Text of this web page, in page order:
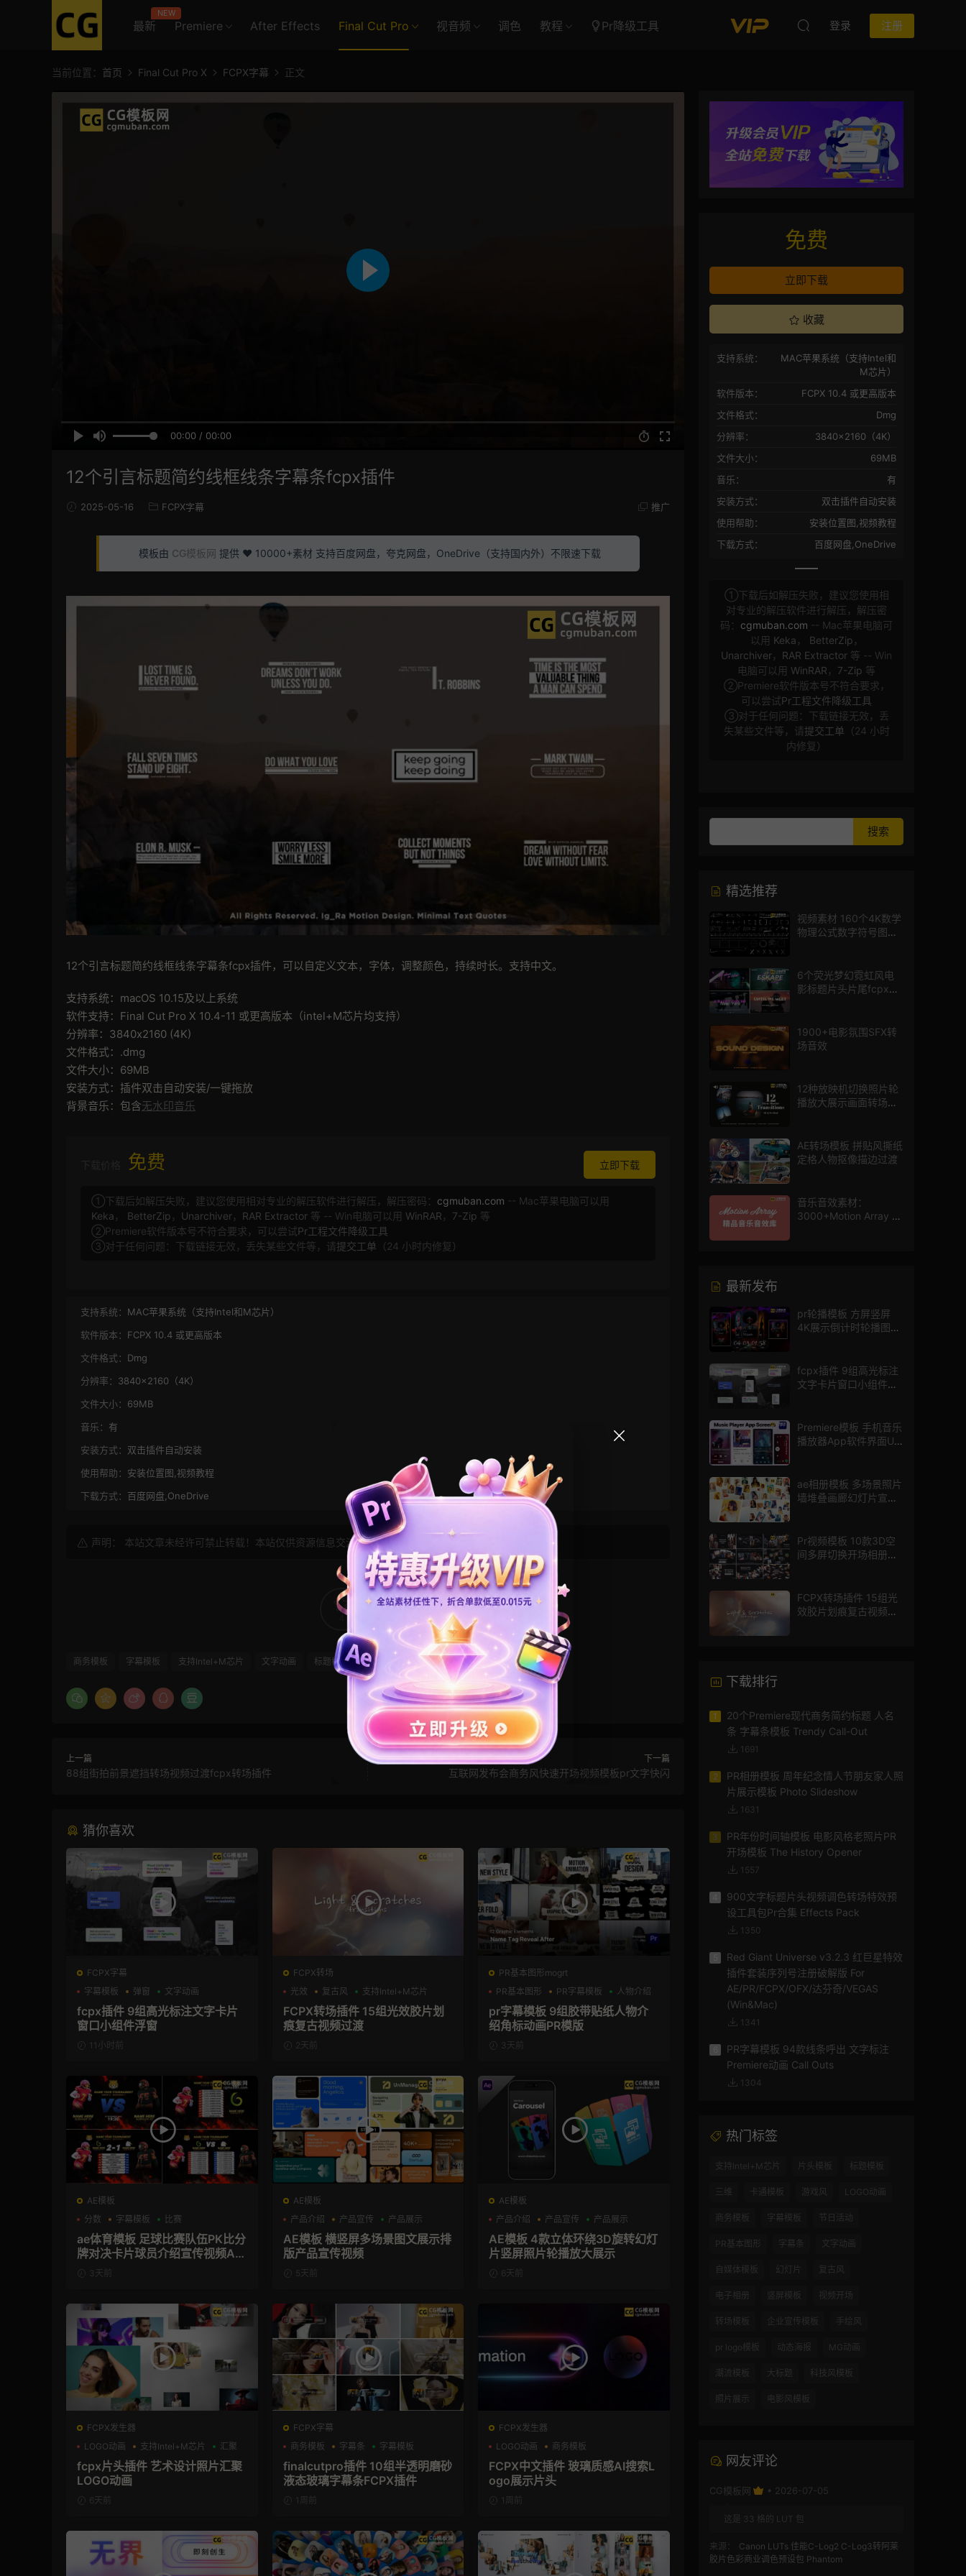
最新
NEW
Premiere After Effects Final Cut Pro 视音频 调色 教程 Pr降级工具 登录 注册
当前位置： 首页 Final Cut Pro X FCPX字幕 正文
00:00 / 00:00
12个引言标题简约线框线条字幕条fcpx插件
2025-05-16 FCPX字幕 推广
模板由 CG模板网 提供 ❤️ 10000+素材 支持百度网盘，夸克网盘，OneDrive（支持国内外）不限速下载
12个引言标题简约线框线条字幕条fcpx插件，可以自定义文本，字体，调整颜色，持续时长。支持中文。
支持系统：macOS 10.15及以上系统
软件支持：Final Cut Pro X 10.4-11 或更高版本（intel+M芯片均支持）
分辨率：3840x2160 (4K)
文件格式：.dmg
文件大小：69MB
安装方式：插件双击自动安装/一键拖放
背景音乐：包含无水印音乐
免费 立即下载
①下载后如解压失败，建议您使用相对专业的解压软件进行解压，解压密码： cgmuban.com -- Mac苹果电脑可以用
Keka ， BetterZip ， Unarchiver， RAR Extractor 等 -- Win电脑可以用 WinRAR ， 7-Zip 等
②Premiere软件版本号不符合要求，可以尝试Pr工程文件降级工具
③对于任何问题：下载链接无效，丢失某些文件等，请提交工单 （24 小时内修复）
支持系统： MAC苹果系统（支持Intel和M芯片）
软件版本： FCPX 10.4 或更高版本
文件格式： Dmg
分辨率： 3840×2160（4K）
文件大小： 69MB
音乐： 有
安装方式： 双击插件自动安装
使用帮助： 安装位置图,视频教程
下载方式： 百度网盘,OneDrive
声明： 本站文章未经许可禁止转载！本站仅供资源信息交流学习， 版权说明
商务模板 字幕模板 支持Intel+M芯片 文字动画 标题模板 点线动画 简约 线
上一篇
88组街拍前景遮挡转场视频过渡fcpx转场插件
下一篇
互联网发布会商务风快速开场视频模板pr文字快闪
猜你喜欢
FCPX字幕
字幕模板
弹窗 文字动画
fcpx插件 9组高光标注文字卡片
窗口小组件浮窗
11小时前
FCPX转场
光效
复古风 支持Intel+M芯片
FCPX转场插件 15组光效胶片划
痕复古视频过渡
2天前
PR基本图形mogrt
PR基本图形
PR字幕模板 人物介绍
pr字幕模板 9组胶带贴纸人物介
绍角标动画PR模版
3天前
AE模板
分数
字幕模板 比赛
ae体育模板 足球比赛队伍PK比分
牌对决卡片球员介绍宣传视频AE
模板
3天前
AE模板
产品介绍
产品宣传 产品展示
AE模板 横竖屏多场景图文展示排
版产品宣传视频
5天前
AE模板
产品介绍
产品宣传 产品展示
AE模板 4款立体环绕3D旋转幻灯
片竖屏照片轮播放大展示
6天前
FCPX发生器
LOGO动画
支持Intel+M芯片 汇聚
fcpx片头插件 艺术设计照片汇聚
LOGO动画
6天前
FCPX字幕
商务模板
字幕条 字幕模板
finalcutpro插件 10组半透明磨砂
液态玻璃字幕条FCPX插件
1周前
FCPX发生器
LOGO动画
商务模板
支持Intel+M芯片
FCPX中文插件 玻璃质感AI搜索L
ogo展示片头
1周前
免费
立即下载
收藏
支持系统：
MAC苹果系统（支持Intel和
M芯片）
软件版本：
FCPX 10.4 或更高版本
文件格式：
Dmg
分辨率：
3840×2160（4K）
文件大小：
69MB
音乐：
有
安装方式：
双击插件自动安装
使用帮助：
安装位置图,视频教程
下载方式：
百度网盘,OneDrive
①下载后如解压失败，建议您使用相
对专业的解压软件进行解压，解压密
码： cgmuban.com -- Mac苹果电脑可
以用 Keka ， BetterZip ，
Unarchiver， RAR Extractor 等 -- Win
电脑可以用 WinRAR ， 7-Zip 等
②Premiere软件版本号不符合要求，
可以尝试Pr工程文件降级工具
③对于任何问题：下载链接无效，丢
失某些文件等，请提交工单 （24 小时
内修复）
精选推荐
视频素材 160个4K数学
物理公式数字符号图标
6个荧光梦幻霓虹风电
影标题片头片尾fcpx插
1900+电影氛围SFX转
场音效
12种放映机切换照片轮
播放大展示画面转场动
AE转场模板 拼贴风撕纸
定格人物抠像描边过渡
音乐音效素材：
3000+Motion Array 影
最新发布
pr轮播模板 方屏竖屏
4K展示倒计时轮播图
fcpx插件 9组高光标注
文字卡片窗口小组件浮
Premiere模板 手机音乐
播放器App软件界面UI
ae相册模板 多场景照片
墙堆叠画廊幻灯片宣传
Pr视频模板 10款3D空
间多屏切换开场相册视
FCPX转场插件 15组光
效胶片划痕复古视频过
下载排行
1
20个Premiere现代商务简约标题 人名
条 字幕条模板 Trendy Call-Out
1691
2
PR相册模板 周年纪念情人节朋友家人照
片展示模板 Photo Slideshow
1631
3
PR年份时间轴模板 电影风格老照片PR
开场模板 The History Opener
1557
900文字标题片头视频调色转场特效预
设工具包Pr合集 Effects Pack
1350
Red Giant Universe v3.2.3 红巨星特效
插件套装序列号注册破解版 For
AE/PR/FCPX/OFX/达芬奇/VEGAS
(Win&Mac)
1341
PR字幕模板 94款线条呼出 文字标注
Premiere动画 Call Outs
1304
热门标签
支持Intel+M芯片 片头模板 标题模板
三维 卡通模板 游戏风 LOGO动画
商务模板 字幕模板 节日活动
PR基本图形 字幕条 文字动画
自媒体模板 幻灯片 复古风
电子相册 竖屏模板 视频开场
转场模板 企业宣传模板 手绘风
pr logo模板 动态海报 MG动画
潮流模板 大标题 科技风模板
照片展示 电影风模板
网友评论
CG模板网 • 2026-07-05
这是 33 格的 LUT 包
来源：
Canon LUTs 佳能C-Log2 C-Log3转阿莱
胶片色彩商业调色预设包 Phantom